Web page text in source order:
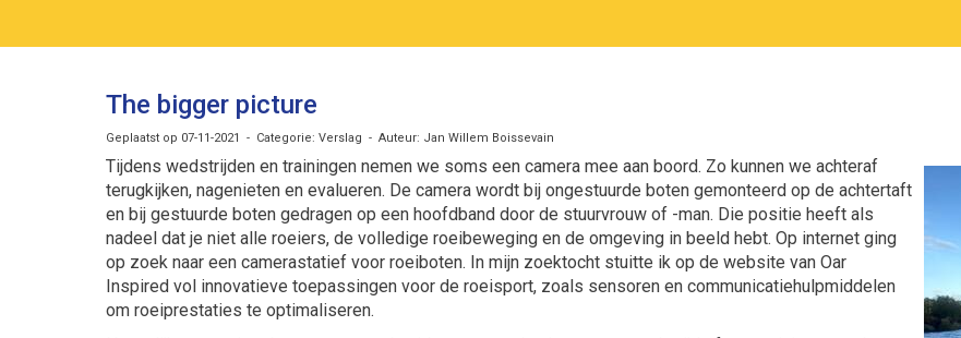
The bigger picture
Geplaatst op 07-11-2021 - Categorie: Verslag - Auteur: Jan Willem Boissevain
Tijdens wedstrijden en trainingen nemen we soms een camera mee aan boord. Zo kunnen we achteraf
terugkijken, nagenieten en evalueren. De camera wordt bij ongestuurde boten gemonteerd op de achtertaft
en bij gestuurde boten gedragen op een hoofdband door de stuurvrouw of -man. Die positie heeft als
nadeel dat je niet alle roeiers, de volledige roeibeweging en de omgeving in beeld hebt. Op internet ging
op zoek naar een camerastatief voor roeiboten. In mijn zoektocht stuitte ik op de website van Oar
Inspired vol innovatieve toepassingen voor de roeisport, zoals sensoren en communicatiehulpmiddelen
om roeiprestaties te optimaliseren.